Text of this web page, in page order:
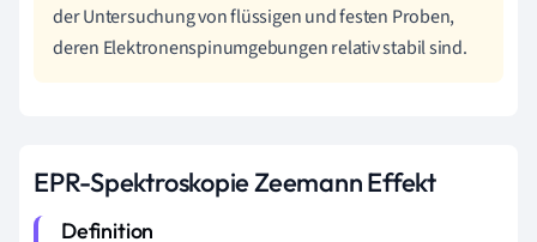
der Untersuchung von flüssigen und festen Proben,
deren Elektronenspinumgebungen relativ stabil sind.
EPR-Spektroskopie Zeemann Effekt